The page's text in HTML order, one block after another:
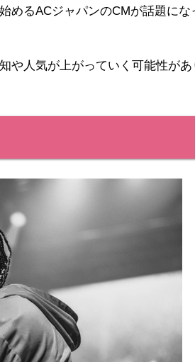
めるACジャパンのCMが話題にな
や人気が上がっていく可能性があ